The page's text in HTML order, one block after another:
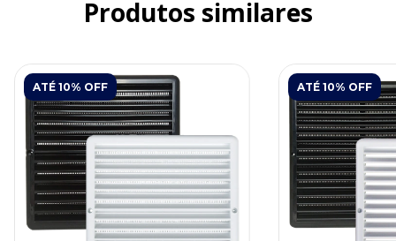
Produtos similares
ATÉ 10% OFF ATÉ 10% OFF